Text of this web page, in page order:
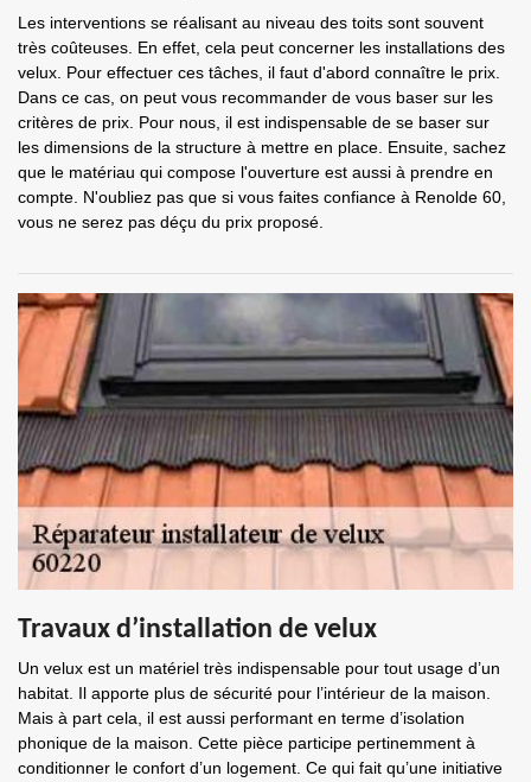
Les interventions se réalisant au niveau des toits sont souvent
très coûteuses. En effet, cela peut concerner les installations des
velux. Pour effectuer ces tâches, il faut d'abord connaître le prix.
Dans ce cas, on peut vous recommander de vous baser sur les
critères de prix. Pour nous, il est indispensable de se baser sur
les dimensions de la structure à mettre en place. Ensuite, sachez
que le matériau qui compose l'ouverture est aussi à prendre en
compte. N'oubliez pas que si vous faites confiance à Renolde 60,
vous ne serez pas déçu du prix proposé.
Travaux d’installation de velux
Un velux est un matériel très indispensable pour tout usage d’un
habitat. Il apporte plus de sécurité pour l’intérieur de la maison.
Mais à part cela, il est aussi performant en terme d’isolation
phonique de la maison. Cette pièce participe pertinemment à
conditionner le confort d’un logement. Ce qui fait qu’une initiative